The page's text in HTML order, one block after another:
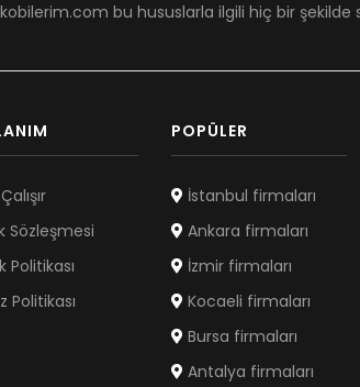
bu hususlarla ilgili hiç bir
Sözleşmesi
Politikası
Politikası
POPÜLER
İstanbul firmaları
Ankara firmaları
İzmir firmaları
Kocaeli firmaları
Bursa firmaları
Antalya firmaları